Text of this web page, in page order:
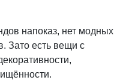
напоказ, нет модных
Зато есть вещи с